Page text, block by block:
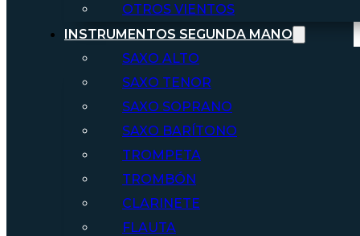
OTROS VIENTOS
INSTRUMENTOS SEGUNDA MANO
SAXO ALTO
SAXO TENOR
SAXO SOPRANO
SAXO BARÍTONO
TROMPETA
TROMBÓN
CLARINETE
FLAUTA